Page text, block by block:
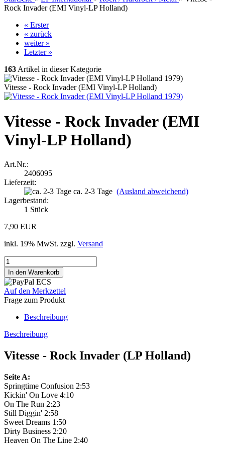
Rock Invader (EMI Vinyl-LP Holland)
« Erster
« zurück
weiter »
Letzter »
163Artikel in dieser Kategorie
Vitesse - Rock Invader (EMI Vinyl-LP Holland)
Vitesse - Rock Invader (EMI
Vinyl-LP Holland)
Art.Nr.:
2406095
Lieferzeit:
ca. 2-3 Tage (Ausland abweichend)
Lagerbestand:
1 Stück
7,90 EUR
inkl. 19% MwSt. zzgl. Versand
Auf den Merkzettel
Frage zum Produkt
Beschreibung
Beschreibung
Vitesse - Rock Invader (LP Holland)
Seite A:
Springtime Confusion 2:53
Kickin' On Love 4:10
On The Run 2:23
Still Diggin' 2:58
Sweet Dreams 1:50
Dirty Business 2:20
Heaven On The Line 2:40